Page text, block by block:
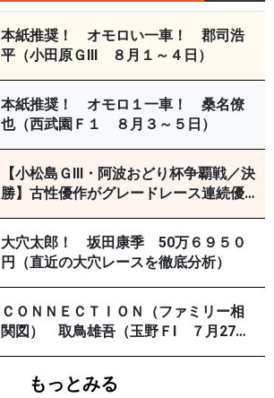
本紙推奨！ オモロい一車！ 郡司浩
平（小田原ＧⅢ ８月１～４日）
本紙推奨！ オモロ１一車！ 桑名僚
也（西武園Ｆ１ ８月３～５日）
【小松島ＧⅢ・阿波おどり杯争覇戦／決
勝】古性優作がグレードレース連続優
大穴太郎！ 坂田康季 50万６９５０
円（直近の大穴レースを徹底分析）
ＣＯＮＮＥＣＴＩＯＮ（ファミリー相
関図） 取鳥雄吾（玉野ＦⅠ ７月27～
もっとみる